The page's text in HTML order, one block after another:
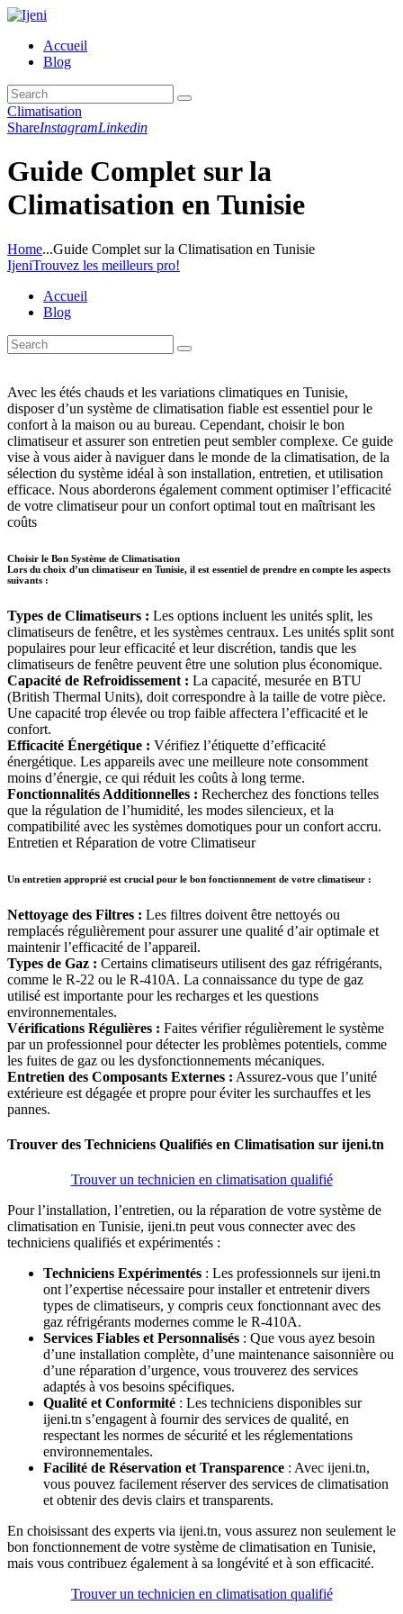
Accueil
Blog
Climatisation
ShareInstagramLinkedin
Guide Complet sur la
Climatisation en Tunisie
Home...Guide Complet sur la Climatisation en Tunisie
IjeniTrouvez les meilleurs pro!
Accueil
Blog
Avec les étés chauds et les variations climatiques en Tunisie,
disposer d’un système de climatisation fiable est essentiel pour le
confort à la maison ou au bureau. Cependant, choisir le bon
climatiseur et assurer son entretien peut sembler complexe. Ce guide
vise à vous aider à naviguer dans le monde de la climatisation, de la
sélection du système idéal à son installation, entretien, et utilisation
efficace. Nous aborderons également comment optimiser l’efficacité
de votre climatiseur pour un confort optimal tout en maîtrisant les
coûts
Choisir le Bon Système de Climatisation
Lors du choix d’un climatiseur en Tunisie, il est essentiel de prendre en compte les aspects
suivants :
Types de Climatiseurs : Les options incluent les unités split, les
climatiseurs de fenêtre, et les systèmes centraux. Les unités split sont
populaires pour leur efficacité et leur discrétion, tandis que les
climatiseurs de fenêtre peuvent être une solution plus économique.
Capacité de Refroidissement : La capacité, mesurée en BTU
(British Thermal Units), doit correspondre à la taille de votre pièce.
Une capacité trop élevée ou trop faible affectera l’efficacité et le
confort.
Efficacité Énergétique : Vérifiez l’étiquette d’efficacité
énergétique. Les appareils avec une meilleure note consomment
moins d’énergie, ce qui réduit les coûts à long terme.
Fonctionnalités Additionnelles : Recherchez des fonctions telles
que la régulation de l’humidité, les modes silencieux, et la
compatibilité avec les systèmes domotiques pour un confort accru.
Entretien et Réparation de votre Climatiseur
Un entretien approprié est crucial pour le bon fonctionnement de votre climatiseur :
Nettoyage des Filtres : Les filtres doivent être nettoyés ou
remplacés régulièrement pour assurer une qualité d’air optimale et
maintenir l’efficacité de l’appareil.
Types de Gaz : Certains climatiseurs utilisent des gaz réfrigérants,
comme le R-22 ou le R-410A. La connaissance du type de gaz
utilisé est importante pour les recharges et les questions
environnementales.
Vérifications Régulières : Faites vérifier régulièrement le système
par un professionnel pour détecter les problèmes potentiels, comme
les fuites de gaz ou les dysfonctionnements mécaniques.
Entretien des Composants Externes : Assurez-vous que l’unité
extérieure est dégagée et propre pour éviter les surchauffes et les
pannes.
Trouver des Techniciens Qualifiés en Climatisation sur ijeni.tn
Trouver un technicien en climatisation qualifié
Pour l’installation, l’entretien, ou la réparation de votre système de
climatisation en Tunisie, ijeni.tn peut vous connecter avec des
techniciens qualifiés et expérimentés :
Techniciens Expérimentés : Les professionnels sur ijeni.tn
ont l’expertise nécessaire pour installer et entretenir divers
types de climatiseurs, y compris ceux fonctionnant avec des
gaz réfrigérants modernes comme le R-410A.
Services Fiables et Personnalisés : Que vous ayez besoin
d’une installation complète, d’une maintenance saisonnière ou
d’une réparation d’urgence, vous trouverez des services
adaptés à vos besoins spécifiques.
Qualité et Conformité : Les techniciens disponibles sur
ijeni.tn s’engagent à fournir des services de qualité, en
respectant les normes de sécurité et les réglementations
environnementales.
Facilité de Réservation et Transparence : Avec ijeni.tn,
vous pouvez facilement réserver des services de climatisation
et obtenir des devis clairs et transparents.
En choisissant des experts via ijeni.tn, vous assurez non seulement le
bon fonctionnement de votre système de climatisation en Tunisie,
mais vous contribuez également à sa longévité et à son efficacité.
Trouver un technicien en climatisation qualifié